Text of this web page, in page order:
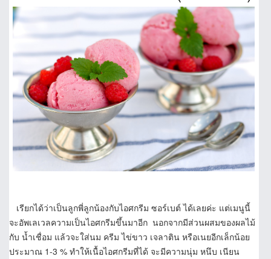
เรียกได้ว่าเป็นลูกพี่ลูกน้องกับไอศกรีม ซอร์เบต์ ได้เลยค่ะ แต่เมนูนี้
จะอัพเลเวลความเป็นไอศกรีมขึ้นมาอีก นอกจากมีส่วนผสมของผลไม้
กับ น้ำเชื่อม แล้วจะใส่นม ครีม ไข่ขาว เจลาติน หรือเนยอีกเล็กน้อย
ประมาณ 1-3 % ทำให้เนื้อไอศกรีมที่ได้ จะมีความนุ่ม หนึบ เนียน